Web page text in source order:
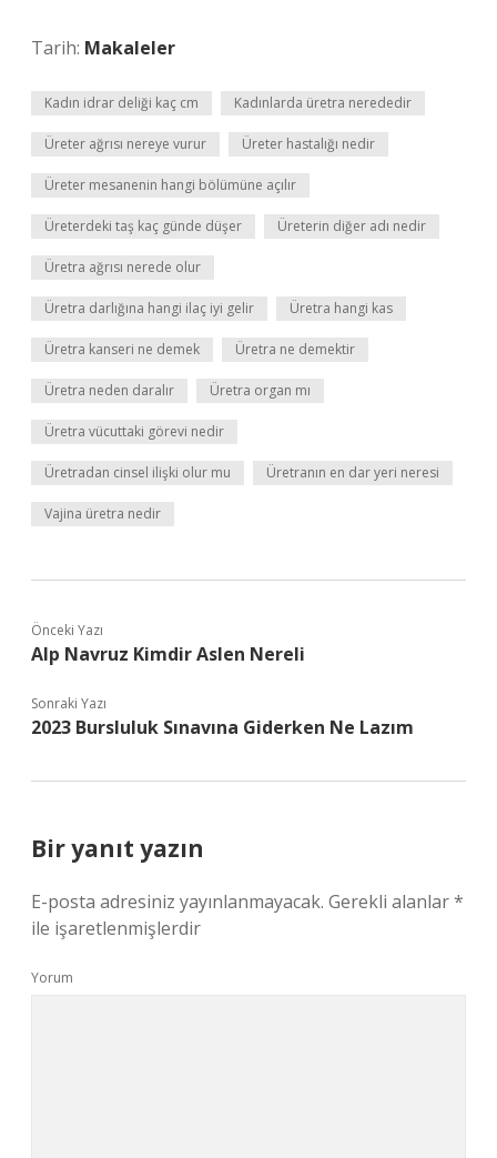
Tarih: Makaleler
Kadın idrar deliği kaç cm Kadınlarda üretra nerededir
Üreter ağrısı nereye vurur Üreter hastalığı nedir
Üreter mesanenin hangi bölümüne açılır
Üreterdeki taş kaç günde düşer Üreterin diğer adı nedir
Üretra ağrısı nerede olur
Üretra darlığına hangi ilaç iyi gelir Üretra hangi kas
Üretra kanseri ne demek Üretra ne demektir
Üretra neden daralır Üretra organ mı
Üretra vücuttaki görevi nedir
Üretradan cinsel ilişki olur mu Üretranın en dar yeri neresi
Vajina üretra nedir
Önceki Yazı
Alp Navruz Kimdir Aslen Nereli
Sonraki Yazı
2023 Bursluluk Sınavına Giderken Ne Lazım
Bir yanıt yazın
E-posta adresiniz yayınlanmayacak. Gerekli alanlar*
ile işaretlenmişlerdir
Yorum